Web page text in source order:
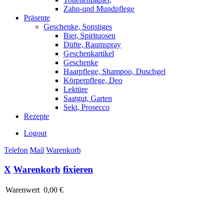
Zahn-und Mundpflege
Präsente
Geschenke, Sonstiges
Bier, Spirituosen
Düfte, Raumspray
Geschenkartikel
Geschenke
Haarpflege, Shampoo, Duschgel
Körperpflege, Deo
Lektüre
Saatgut, Garten
Sekt, Prosecco
Rezepte
Logout
Telefon Mail Warenkorb
X Warenkorb fixieren
Warenwert 0,00 €